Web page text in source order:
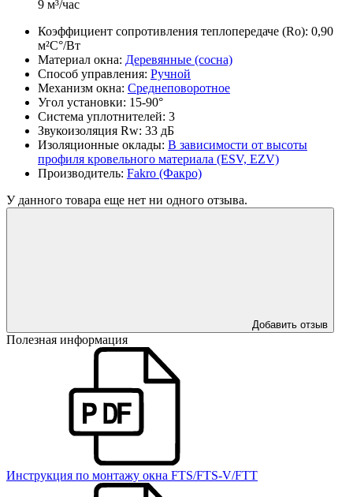
9 м³/час
Коэффициент сопротивления теплопередаче (Ro): 0,90
м²С°/Вт
Материал окна: Деревянные (сосна)
Способ управления: Ручной
Механизм окна: Среднеповоротное
Угол установки: 15-90°
Система уплотнителей: 3
Звукоизоляция Rw: 33 дБ
Изоляционные оклады: В зависимости от высоты
профиля кровельного материала (ESV, EZV)
Производитель: Fakro (Факро)
У данного товара еще нет ни одного отзыва.
Добавить отзыв
Полезная информация
Инструкция по монтажу окна FTS/FTS-V/FTT